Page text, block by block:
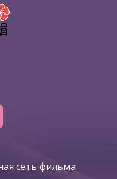
сеть фильма